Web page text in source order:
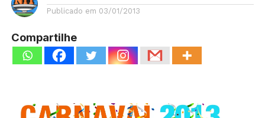
Publicado em 03/01/2013
Compartilhe